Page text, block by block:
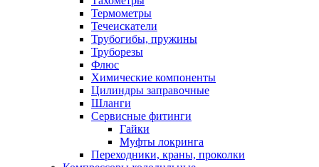
Термометры
Течеискатели
Трубогибы, пружины
Труборезы
Флюс
Химические компоненты
Цилиндры заправочные
Шланги
Сервисные фитинги
Гайки
Муфты локринга
Переходники, краны, проколки